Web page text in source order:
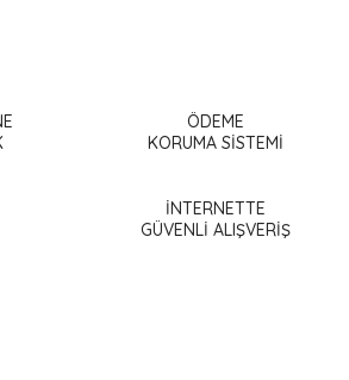
için teşekkür ederiz.
eksik bilgiler bulunuyor.
bulunuyor.
ÖDEME
KORUMA SİSTEMİ
İNTERNETTE
GÜVENLİ ALIŞVERİŞ